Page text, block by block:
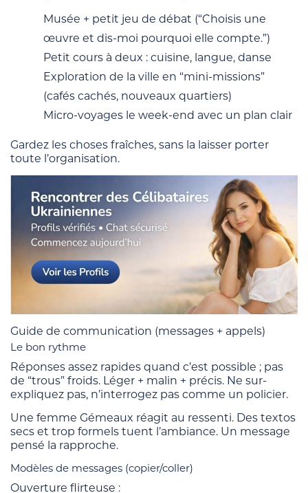
Musée + petit jeu de débat (“Choisis une
œuvre et dis-moi pourquoi elle compte.”)
Petit cours à deux : cuisine, langue, danse
Exploration de la ville en “mini-missions”
(cafés cachés, nouveaux quartiers)
Micro-voyages le week-end avec un plan clair
Gardez les choses fraîches, sans la laisser porter
toute l’organisation.
Guide de communication (messages + appels)
Le bon rythme
Réponses assez rapides quand c’est possible ; pas
de “trous” froids. Léger + malin + précis. Ne sur-
expliquez pas, n’interrogez pas comme un policier.
Une femme Gémeaux réagit au ressenti. Des textos
secs et trop formels tuent l’ambiance. Un message
pensé la rapproche.
Modèles de messages (copier/coller)
Ouverture flirteuse :